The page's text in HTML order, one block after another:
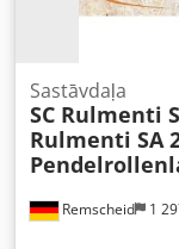
Remscheid 1
Sastāvdaļa
SC Rulmenti
Rulmenti SA